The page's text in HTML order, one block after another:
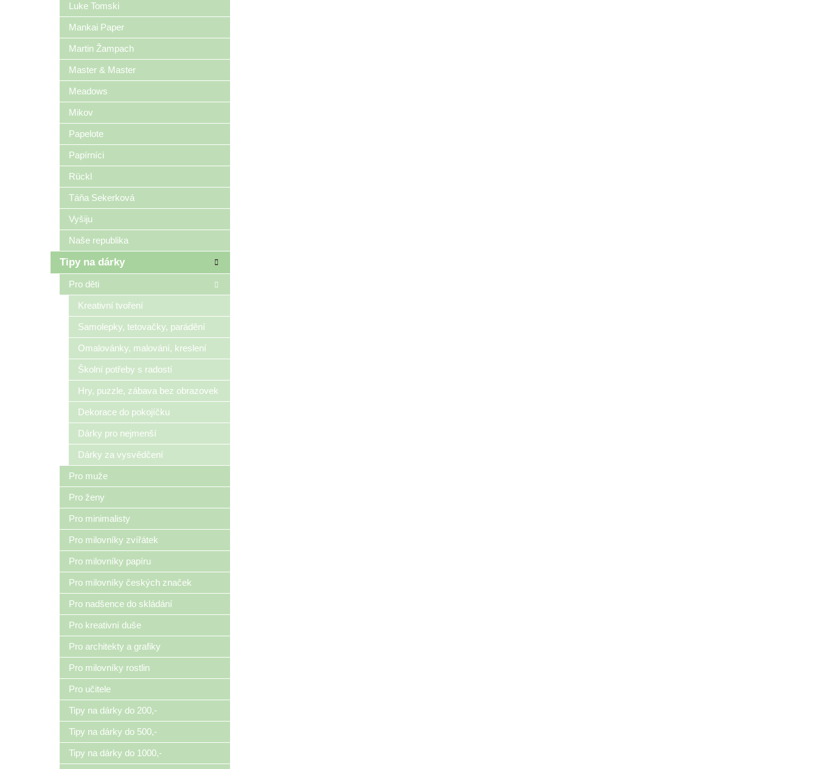
Luke Tomski
Mankai Paper
Martin Žampach
Master & Master
Meadows
Mikov
Papelote
Papírníci
Rückl
Táňa Sekerková
Vyšiju
Naše republika
Tipy na dárky
Pro děti
Kreativní tvoření
Samolepky, tetovačky, parádění
Omalovánky, malování, kreslení
Školní potřeby s radostí
Hry, puzzle, zábava bez obrazovek
Dekorace do pokojíčku
Dárky pro nejmenší
Dárky za vysvědčení
Pro muže
Pro ženy
Pro minimalisty
Pro milovníky zvířátek
Pro milovníky papíru
Pro milovníky českých značek
Pro nadšence do skládání
Pro kreativní duše
Pro architekty a grafiky
Pro milovníky rostlin
Pro učitele
Tipy na dárky do 200,-
Tipy na dárky do 500,-
Tipy na dárky do 1000,-